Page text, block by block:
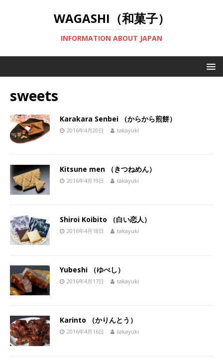
WAGASHI（和菓子）
INFORMATION ABOUT JAPAN
sweets
Karakara Senbei （からから煎餅）
2016年4月20日 takayuki
Kitsune men （きつねめん）
2016年4月19日 takayuki
Shiroi Koibito （白い恋人）
2016年4月18日 takayuki
Yubeshi （ゆべし）
2016年4月17日 takayuki
Karinto （かりんとう）
2016年4月16日 takayuki